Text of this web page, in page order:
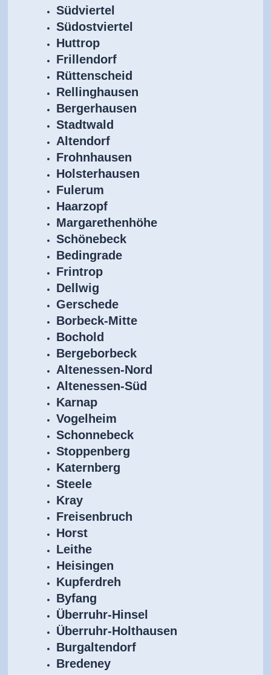
Südviertel
Südostviertel
Huttrop
Frillendorf
Rüttenscheid
Rellinghausen
Bergerhausen
Stadtwald
Altendorf
Frohnhausen
Holsterhausen
Fulerum
Haarzopf
Margarethenhöhe
Schönebeck
Bedingrade
Frintrop
Dellwig
Gerschede
Borbeck-Mitte
Bochold
Bergeborbeck
Altenessen-Nord
Altenessen-Süd
Karnap
Vogelheim
Schonnebeck
Stoppenberg
Katernberg
Steele
Kray
Freisenbruch
Horst
Leithe
Heisingen
Kupferdreh
Byfang
Überruhr-Hinsel
Überruhr-Holthausen
Burgaltendorf
Bredeney